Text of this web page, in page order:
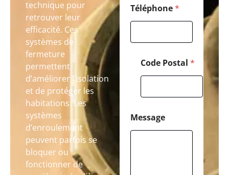
technique pour
retrouver leur
efficacité. Ces
systèmes de
fermeture
permettent
d’améliorer l’isolation
et de protéger les
habitations. Les
systèmes
d’enroulement
peuvent parfois se
bloquer ou
fonctionner de
Téléphone*
Code Postal *
Message